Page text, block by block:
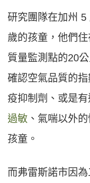
研究團隊在加州
歲的孩童，他們
質量監測點的20
確認空氣品質的
疫抑制劑、或是
過敏 、氣喘以外
孩童。
而弗雷斯諾市因